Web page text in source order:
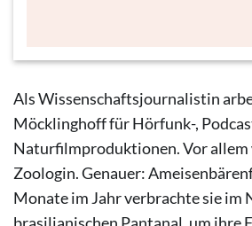
(c) Franca-Ricarda Schîn
Als Wissenschaftsjournalistin
Möcklinghoff für Hörfunk-,
Naturfilmproduktionen. Vor allem
Zoologin. Genauer:
Monate im Jahr verbrachte sie im